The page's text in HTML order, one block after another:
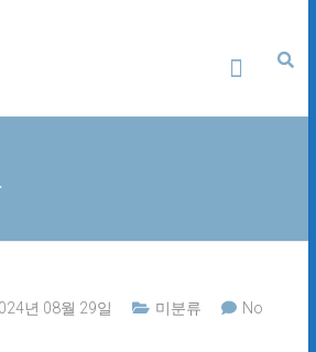
년 08월 29일 미분류
No